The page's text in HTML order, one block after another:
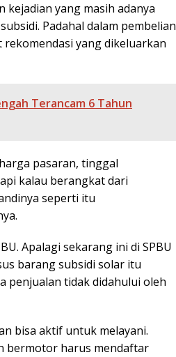
kejadian yang masih adanya
Padahal dalam pembelian
yang dikeluarkan
Terancam 6 Tahun
pasaran, tinggal
kalau berangkat dari
seperti itu
Apalagi sekarang ini di SPBU
barang subsidi solar itu
penjualan tidak didahului oleh
bisa aktif untuk melayani.
bermotor harus mendaftar